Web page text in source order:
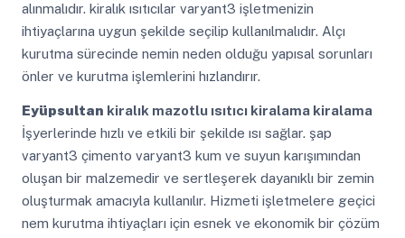
alınmalıdır. kiralık ısıtıcılar varyant3 işletmenizin
ihtiyaçlarına uygun şekilde seçilip kullanılmalıdır. Alçı
kurutma sürecinde nemin neden olduğu yapısal sorunları
önler ve kurutma işlemlerini hızlandırır.
Eyüpsultan kiralık mazotlu ısıtıcı kiralama kiralama
İşyerlerinde hızlı ve etkili bir şekilde ısı sağlar. şap
varyant3 çimento varyant3 kum ve suyun karışımından
oluşan bir malzemedir ve sertleşerek dayanıklı bir zemin
oluşturmak amacıyla kullanılır. Hizmeti işletmelere geçici
nem kurutma ihtiyaçları için esnek ve ekonomik bir çözüm